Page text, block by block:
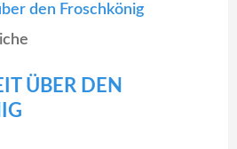
ÜBER DEN